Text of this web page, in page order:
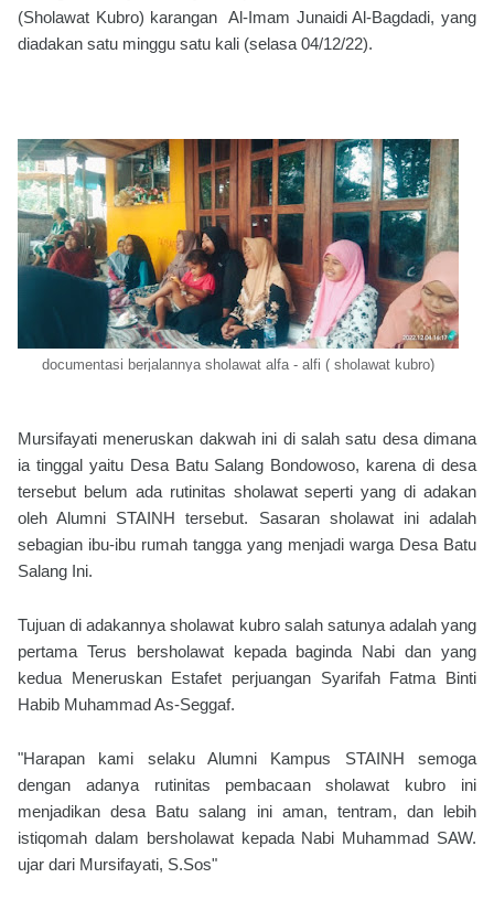
(Sholawat Kubro) karangan Al-Imam Junaidi Al-Bagdadi, yang
diadakan satu minggu satu kali (selasa 04/12/22).
documentasi berjalannya sholawat alfa - alfi ( sholawat kubro)
Mursifayati meneruskan dakwah ini di salah satu desa dimana
ia tinggal yaitu Desa Batu Salang Bondowoso, karena di desa
tersebut belum ada rutinitas sholawat seperti yang di adakan
oleh Alumni STAINH tersebut. Sasaran sholawat ini adalah
sebagian ibu-ibu rumah tangga yang menjadi warga Desa Batu
Salang Ini.
Tujuan di adakannya sholawat kubro salah satunya adalah yang
pertama Terus bersholawat kepada baginda Nabi dan yang
kedua Meneruskan Estafet perjuangan Syarifah Fatma Binti
Habib Muhammad As-Seggaf.
"Harapan kami selaku Alumni Kampus STAINH semoga
dengan adanya rutinitas pembacaan sholawat kubro ini
menjadikan desa Batu salang ini aman, tentram, dan lebih
istiqomah dalam bersholawat kepada Nabi Muhammad SAW.
ujar dari Mursifayati, S.Sos"